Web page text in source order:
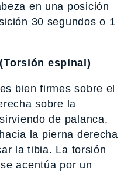
en una posición
30 segundos o 1
espinal)
bien firmes sobre el
sobre la
de palanca,
la pierna derecha
la tibia. La torsión
acentúa por un